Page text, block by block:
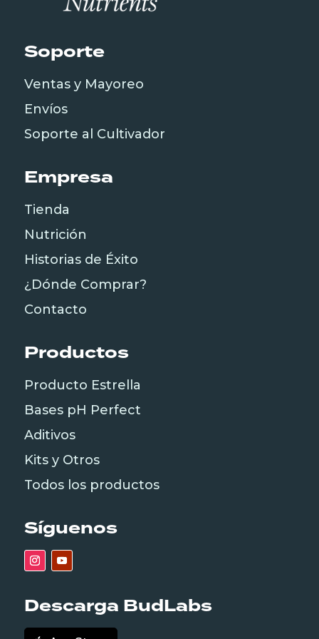
Soporte
Ventas y Mayoreo
Envíos
Soporte al Cultivador
Empresa
Tienda
Nutrición
Historias de Éxito
¿Dónde Comprar?
Contacto
Productos
Producto Estrella
Bases pH Perfect
Aditivos
Kits y Otros
Todos los productos
Síguenos
Descarga BudLabs